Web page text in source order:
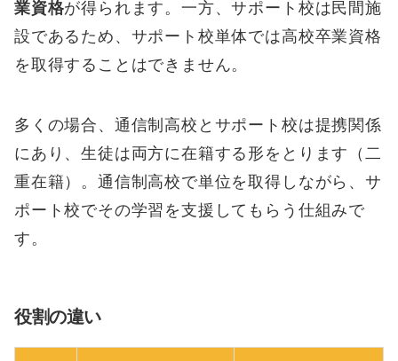
業資格が得られます。一方、サポート校は民間施
設であるため、サポート校単体では高校卒業資格
を取得することはできません。
多くの場合、通信制高校とサポート校は提携関係
にあり、生徒は両方に在籍する形をとります（二
重在籍）。通信制高校で単位を取得しながら、サ
ポート校でその学習を支援してもらう仕組みで
す。
役割の違い